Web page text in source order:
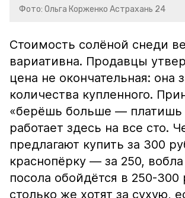
Фото: Ольга Корженко Астрахань 24
Стоимость солёной снеди
вариативна. Продавцы
цена не окончательная: она
количества купленного.
«берёшь больше —
работает здесь на все сто.
предлагают купить за 300
краснопёрку — за 250,
посола обойдётся в 250-300
столько же хотят за сухую,